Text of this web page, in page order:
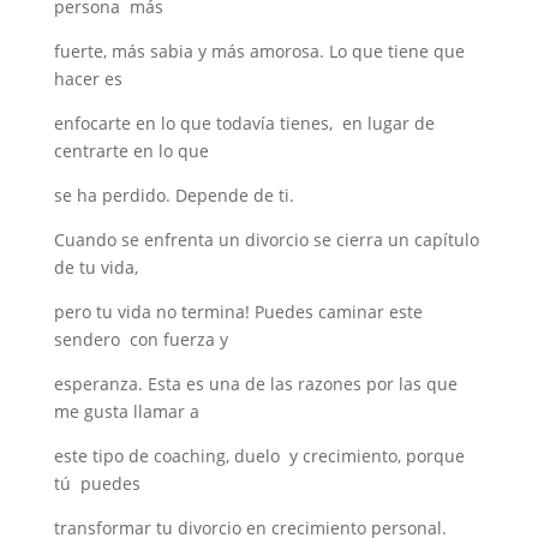
persona más
fuerte, más sabia y más amorosa. Lo que tiene que
hacer es
enfocarte en lo que todavía tienes, en lugar de
centrarte en lo que
se ha perdido. Depende de ti.
Cuando se enfrenta un divorcio se cierra un capítulo
de tu vida,
pero tu vida no termina! Puedes caminar este
sendero con fuerza y
esperanza. Esta es una de las razones por las que
me gusta llamar a
este tipo de coaching, duelo y crecimiento, porque
tú puedes
transformar tu divorcio en crecimiento personal.